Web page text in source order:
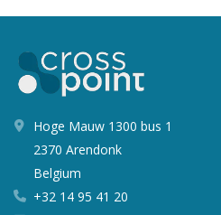
Hoge Mauw 1300 bus 1
2370 Arendonk
Belgium
+32 14 95 41 20